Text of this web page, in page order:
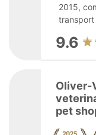
2015,
transport
9.6
Oliver-
pet